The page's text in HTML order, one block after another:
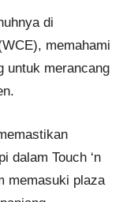
di
memahami
untuk merancang
dalam Touch ‘n
memasuki plaza